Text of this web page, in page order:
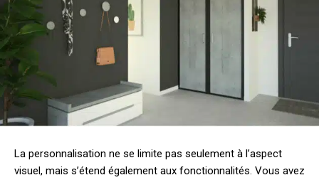
La personnalisation ne se limite pas seulement à l’aspect
visuel, mais s’étend également aux fonctionnalités. Vous avez